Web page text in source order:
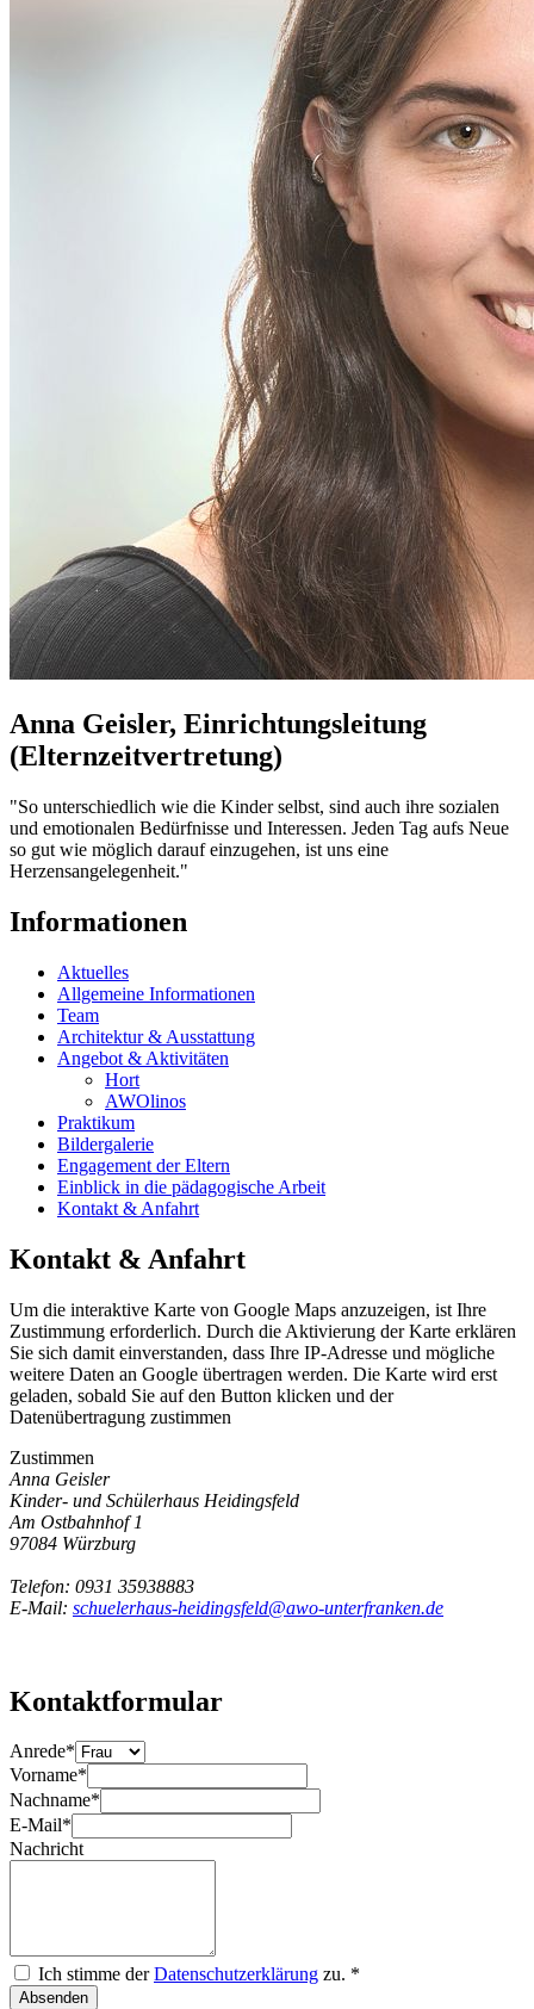
Anna Geisler, Einrichtungsleitung
(Elternzeitvertretung)
"So unterschiedlich wie die Kinder selbst, sind auch ihre sozialen
und emotionalen Bedürfnisse und Interessen. Jeden Tag aufs Neue
so gut wie möglich darauf einzugehen, ist uns eine
Herzensangelegenheit."
Informationen
Aktuelles
Allgemeine Informationen
Team
Architektur & Ausstattung
Angebot & Aktivitäten
Hort
AWOlinos
Praktikum
Bildergalerie
Engagement der Eltern
Einblick in die pädagogische Arbeit
Kontakt & Anfahrt
Kontakt & Anfahrt
Um die interaktive Karte von Google Maps anzuzeigen, ist Ihre
Zustimmung erforderlich. Durch die Aktivierung der Karte erklären
Sie sich damit einverstanden, dass Ihre IP-Adresse und mögliche
weitere Daten an Google übertragen werden. Die Karte wird erst
geladen, sobald Sie auf den Button klicken und der
Datenübertragung zustimmen
Zustimmen
Anna Geisler
Kinder- und Schülerhaus Heidingsfeld
Am Ostbahnhof 1
97084 Würzburg
Telefon: 0931 35938883
E-Mail: schuelerhaus-heidingsfeld@awo-unterfranken.de
Kontaktformular
Anrede*
Vorname*
Nachname*
E-Mail*
Nachricht
Ich stimme derDatenschutzerklärung zu. *
Absenden